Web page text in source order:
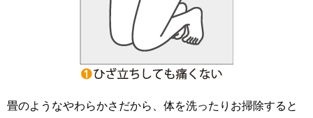
畳のようなやわらかさだから、体を洗ったりお掃除すると